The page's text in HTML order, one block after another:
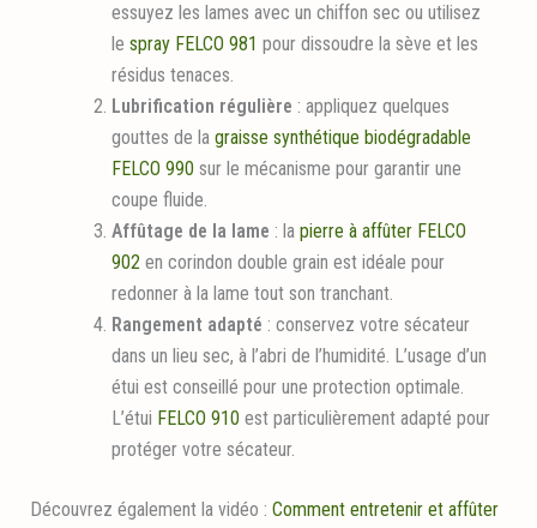
essuyez les lames avec un chiffon sec ou utilisez
le spray FELCO 981 pour dissoudre la sève et les
résidus tenaces.
Lubrification régulière : appliquez quelques
gouttes de la graisse synthétique biodégradable
FELCO 990 sur le mécanisme pour garantir une
coupe fluide.
Affûtage de la lame : la pierre à affûter FELCO
902 en corindon double grain est idéale pour
redonner à la lame tout son tranchant.
Rangement adapté : conservez votre sécateur
dans un lieu sec, à l’abri de l’humidité. L’usage d’un
étui est conseillé pour une protection optimale.
L’étui FELCO 910 est particulièrement adapté pour
protéger votre sécateur.
Découvrez également la vidéo : Comment entretenir et affûter